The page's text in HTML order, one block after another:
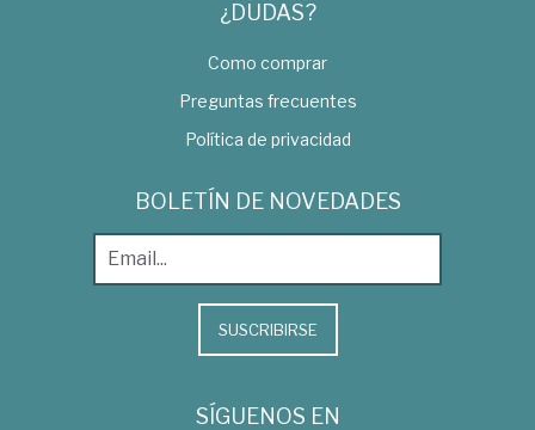
¿DUDAS?
Como comprar
Preguntas frecuentes
Política de privacidad
BOLETÍN DE NOVEDADES
SUSCRIBIRSE
SÍGUENOS EN